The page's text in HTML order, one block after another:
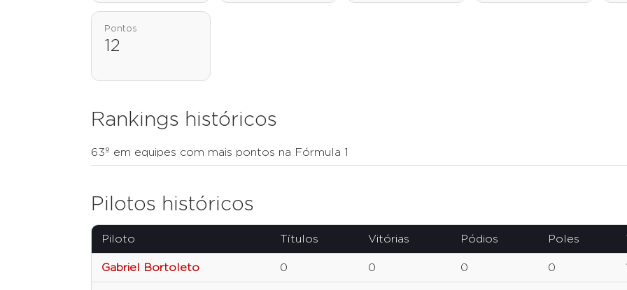
Pontos
12
Rankings históricos
63º em equipes com mais pontos na Fórmula 1
Pilotos históricos
Piloto Títulos Vitórias Pódios Poles
Gabriel Bortoleto 0 0 0 0 1